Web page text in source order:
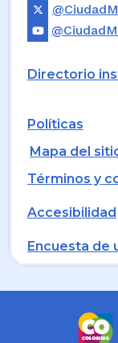
Directorio
Políticas
Mapa del
Términos y
Accesibilidad
Encuesta de